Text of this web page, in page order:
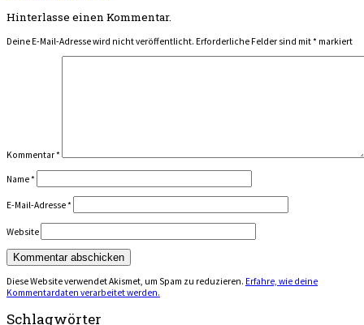
Hinterlasse einen Kommentar.
Deine E-Mail-Adresse wird nicht veröffentlicht. Erforderliche Felder sind mit* markiert
Kommentar*
Name*
E-Mail-Adresse*
Website
Diese Website verwendet Akismet, um Spam zu reduzieren. Erfahre, wie deine
Kommentardaten verarbeitet werden.
Schlagwörter